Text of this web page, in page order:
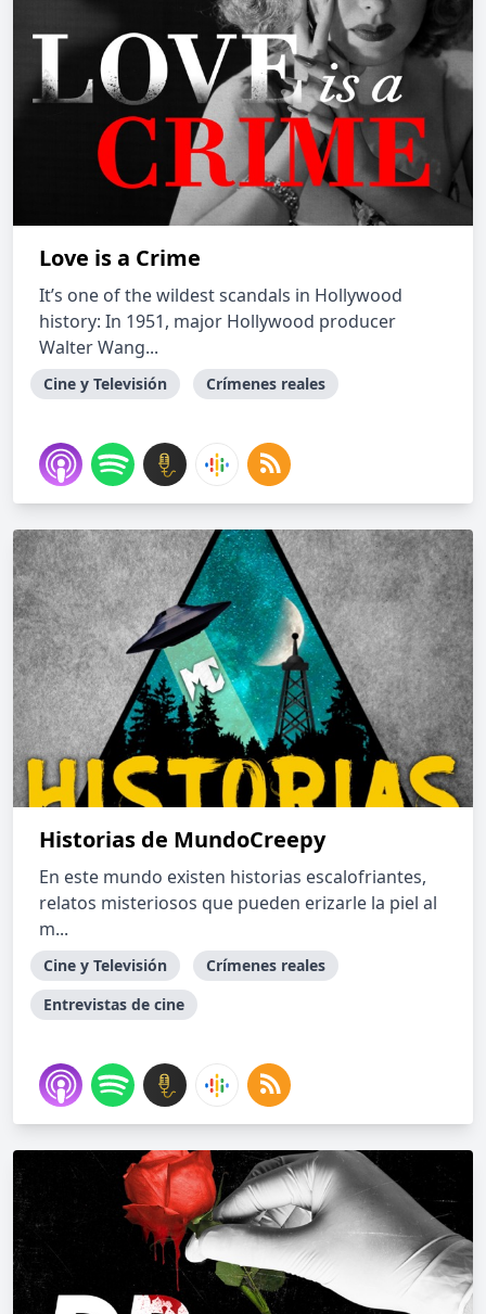
Love is a Crime
It’s one of the wildest scandals in Hollywood
history: In 1951, major Hollywood producer
Walter Wang...
Cine y Televisión Crímenes reales
Historias de MundoCreepy
En este mundo existen historias escalofriantes,
relatos misteriosos que pueden erizarle la piel al
m...
Cine y Televisión
Crímenes reales
Entrevistas de cine